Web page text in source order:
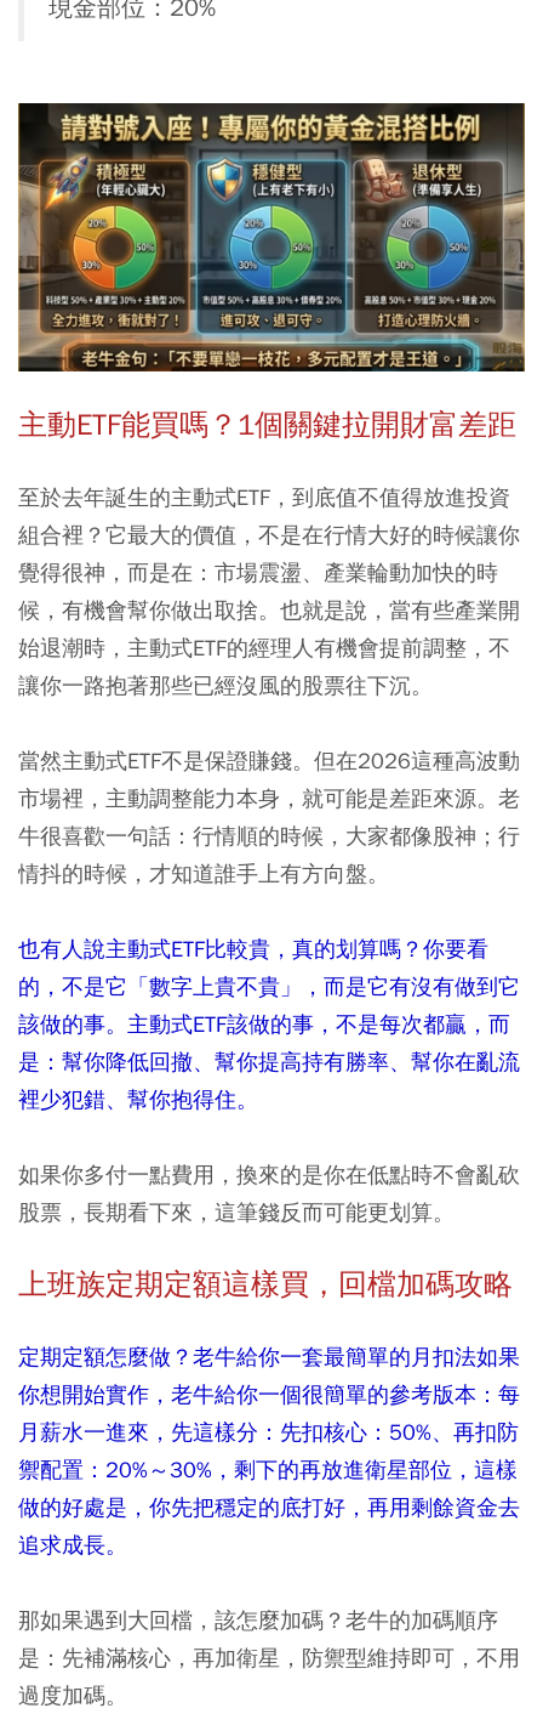
現金部位：20%
主動ETF能買嗎？1個關鍵拉開財富差距
至於去年誕生的主動式ETF，到底值不值得放進投資
組合裡？它最大的價值，不是在行情大好的時候讓你
覺得很神，而是在：市場震盪、產業輪動加快的時
候，有機會幫你做出取捨。也就是說，當有些產業開
始退潮時，主動式ETF的經理人有機會提前調整，不
讓你一路抱著那些已經沒風的股票往下沉。
當然主動式ETF不是保證賺錢。但在2026這種高波動
市場裡，主動調整能力本身，就可能是差距來源。老
牛很喜歡一句話：行情順的時候，大家都像股神；行
情抖的時候，才知道誰手上有方向盤。
也有人說主動式ETF比較貴，真的划算嗎？你要看
的，不是它「數字上貴不貴」，而是它有沒有做到它
該做的事。主動式ETF該做的事，不是每次都贏，而
是：幫你降低回撤、幫你提高持有勝率、幫你在亂流
裡少犯錯、幫你抱得住。
如果你多付一點費用，換來的是你在低點時不會亂砍
股票，長期看下來，這筆錢反而可能更划算。
上班族定期定額這樣買，回檔加碼攻略
定期定額怎麼做？老牛給你一套最簡單的月扣法如果
你想開始實作，老牛給你一個很簡單的參考版本：每
月薪水一進來，先這樣分：先扣核心：50%、再扣防
禦配置：20%～30%，剩下的再放進衛星部位，這樣
做的好處是，你先把穩定的底打好，再用剩餘資金去
追求成長。
那如果遇到大回檔，該怎麼加碼？老牛的加碼順序
是：先補滿核心，再加衛星，防禦型維持即可，不用
過度加碼。